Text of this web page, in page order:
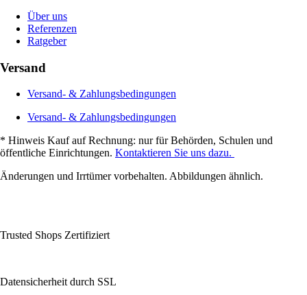
Über uns
Referenzen
Ratgeber
Versand
Versand- & Zahlungsbedingungen
Versand- & Zahlungsbedingungen
* Hinweis Kauf auf Rechnung: nur für Behörden, Schulen und
öffentliche Einrichtungen. Kontaktieren Sie uns dazu.
Änderungen und Irrtümer vorbehalten. Abbildungen ähnlich.
Trusted Shops Zertifiziert
Datensicherheit durch SSL